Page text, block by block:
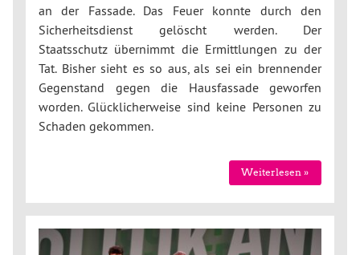
an der Fassade. Das Feuer konnte durch den
Sicherheitsdienst gelöscht werden. Der
Staatsschutz übernimmt die Ermittlungen zu der
Tat. Bisher sieht es so aus, als sei ein brennender
Gegenstand gegen die Hausfassade geworfen
worden. Glücklicherweise sind keine Personen zu
Schaden gekommen.
Weiterlesen »